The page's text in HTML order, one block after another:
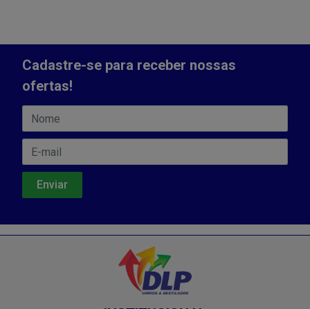
Cadastre-se para receber nossas
ofertas!